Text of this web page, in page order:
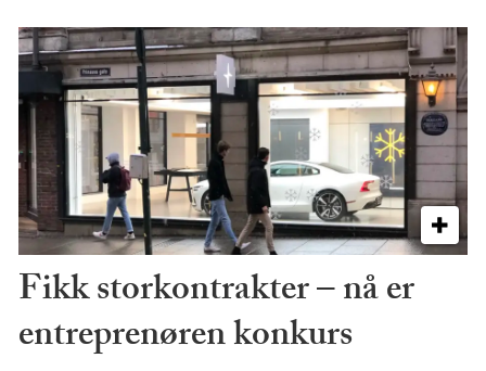
Fikk storkontrakter – nå er
entreprenøren konkurs